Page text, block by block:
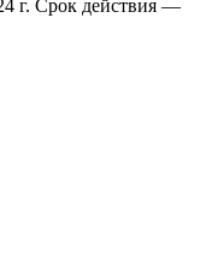
г. Срок действия —